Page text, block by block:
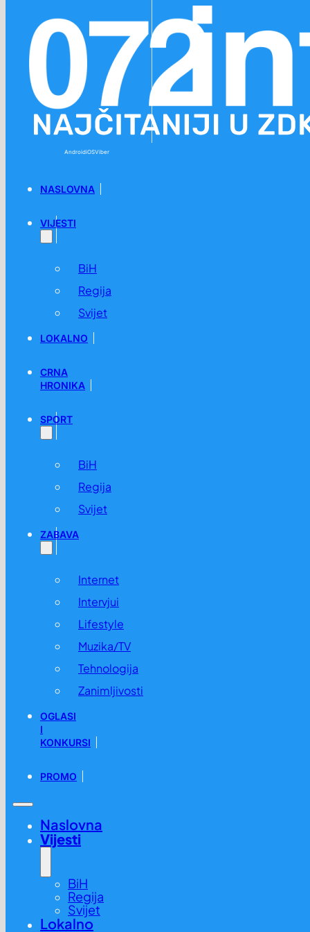
AndroidiOSViber
NASLOVNA
VIJESTI
BiH
Regija
Svijet
LOKALNO
CRNA
HRONIKA
SPORT
BiH
Regija
Svijet
ZABAVA
Internet
Intervjui
Lifestyle
Muzika/TV
Tehnologija
Zanimljivosti
OGLASI
I
KONKURSI
PROMO
Naslovna
Vijesti
BiH
Regija
Svijet
Lokalno